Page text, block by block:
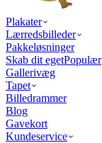
Plakater
Lærredsbilleder
Pakkeløsninger
Skab dit egetPopulær
Gallerivæg
Tapet
Billedrammer
Blog
Gavekort
Kundeservice